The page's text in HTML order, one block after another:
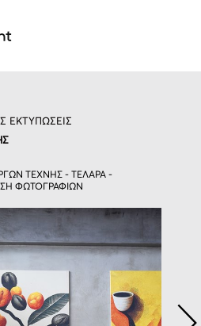
ΕΚΤΥΠΩΣΕΙΣ
ΤΕΧΝΗΣ - ΤΕΛΑΡΑ -
ΦΩΤΟΓΡΑΦΙΩΝ